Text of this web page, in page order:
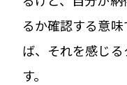
るか確認する意
ば、それを感じ
す。